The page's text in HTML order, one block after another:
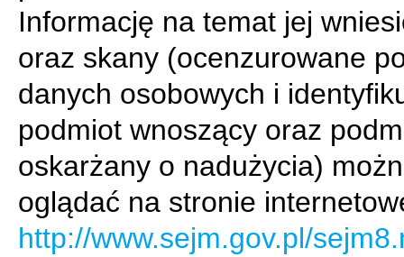
Informację na temat jej
oraz skany (ocenzurowane
danych osobowych i
podmiot wnoszący oraz
oskarżany o nadużycia)
oglądać na stronie
http://www.sejm.gov.pl/